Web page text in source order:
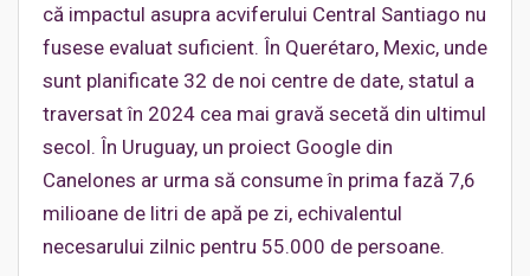
că impactul asupra acviferului Central Santiago nu
fusese evaluat suficient. În Querétaro, Mexic, unde
sunt planificate 32 de noi centre de date, statul a
traversat în 2024 cea mai gravă secetă din ultimul
secol. În Uruguay, un proiect Google din
Canelones ar urma să consume în prima fază 7,6
milioane de litri de apă pe zi, echivalentul
necesarului zilnic pentru 55.000 de persoane.